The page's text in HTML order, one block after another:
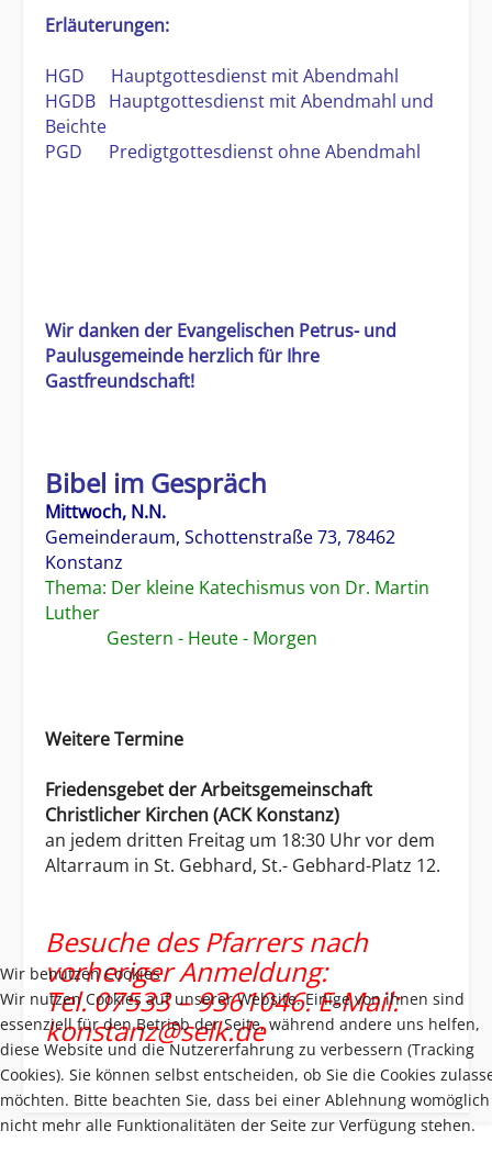
Erläuterungen:
HGD Hauptgottesdienst mit Abendmahl
HGDB Hauptgottesdienst mit Abendmahl und
Beichte
PGD Predigtgottesdienst ohne Abendmahl
Wir danken der Evangelischen Petrus- und
Paulusgemeinde herzlich für Ihre
Gastfreundschaft!
Bibel im Gespräch
Mittwoch, N.N.
Gemeinderaum, Schottenstraße 73, 78462
Konstanz
Thema: Der kleine Katechismus von Dr. Martin
Luther
Gestern - Heute - Morgen
Weitere Termine
Friedensgebet der Arbeitsgemeinschaft
Christlicher Kirchen (ACK Konstanz)
an jedem dritten Freitag um 18:30 Uhr vor dem
Altarraum in St. Gebhard, St.- Gebhard-Platz 12.
Besuche des Pfarrers nach
vorheriger Anmeldung:
Tel. 07533 – 9361046. E-Mail:
konstanz@selk.de
Wir benutzen Cookies
Wir nutzen Cookies auf unserer Website. Einige von ihnen sind
essenziell für den Betrieb der Seite, während andere uns helfen,
diese Website und die Nutzererfahrung zu verbessern (Tracking
Cookies). Sie können selbst entscheiden, ob Sie die Cookies
möchten. Bitte beachten Sie, dass bei einer Ablehnung womöglich
nicht mehr alle Funktionalitäten der Seite zur Verfügung stehen.